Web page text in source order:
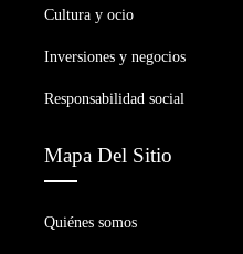
Cultura y ocio
Inversiones y negocios
Responsabilidad social
Mapa Del Sitio
Quiénes somos